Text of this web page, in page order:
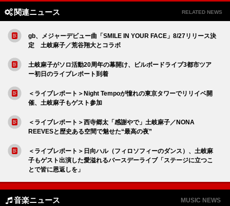
関連ニュース RELATED NEWS
gb、メジャーデビュー曲「SMILE IN YOUR FACE」8/27リリース決
定 土岐麻子／荒谷翔大とコラボ
土岐麻子がソロ活動20周年の幕開け、ビルボードライブ3都市ツア
ー初日のライブレポート到着
＜ライブレポート＞Night Tempoが憧れの東京タワーでリリイベ開
催、土岐麻子もゲスト参加
＜ライブレポート＞西寺郷太「感謝やで」土岐麻子／NONA
REEVESと歴史ある空間で魅せた“最高の夜”
＜ライブレポート＞日向ハル（フィロソフィーのダンス）、土岐麻
子もゲスト出演した愛溢れるバースデーライブ「ステージに立つこ
とで皆に恩返しを」
音楽ニュース MUSIC NEWS